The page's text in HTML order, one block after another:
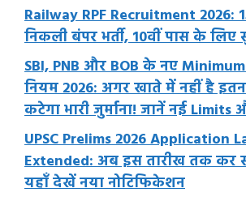
Railway RPF Recruitment 2026:
निकली बंपर भर्ती, 10वीं पास के लिए
SBI, PNB और BOB के नए
नियम 2026: अगर खाते में नहीं है
कटेगा भारी जुर्माना! जानें नई
UPSC Prelims 2026 Application
Extended: अब इस तारीख तक
यहाँ देखें नया नोटिफिकेशन